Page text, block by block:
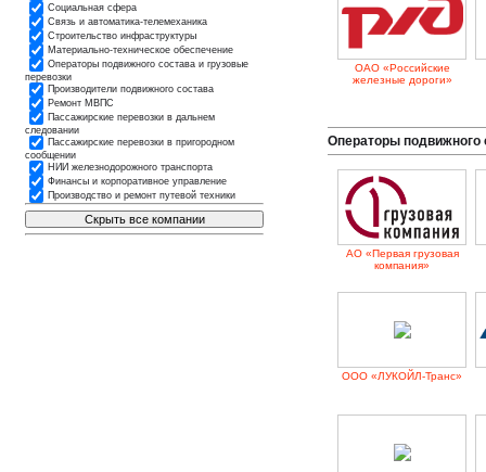
Социальная сфера
Связь и автоматика-телемеханика
Строительство инфраструктуры
Материально-техническое обеспечение
Операторы подвижного состава и грузовые
перевозки
Производители подвижного состава
Ремонт МВПС
Пассажирские перевозки в дальнем
следовании
Пассажирские перевозки в пригородном
сообщении
НИИ железнодорожного транспорта
Финансы и корпоративное управление
Производство и ремонт путевой техники
ОАО «Российские
железные дороги»
Операторы подвижного
АО «Первая грузовая
компания»
ООО «ЛУКОЙЛ-Транс»